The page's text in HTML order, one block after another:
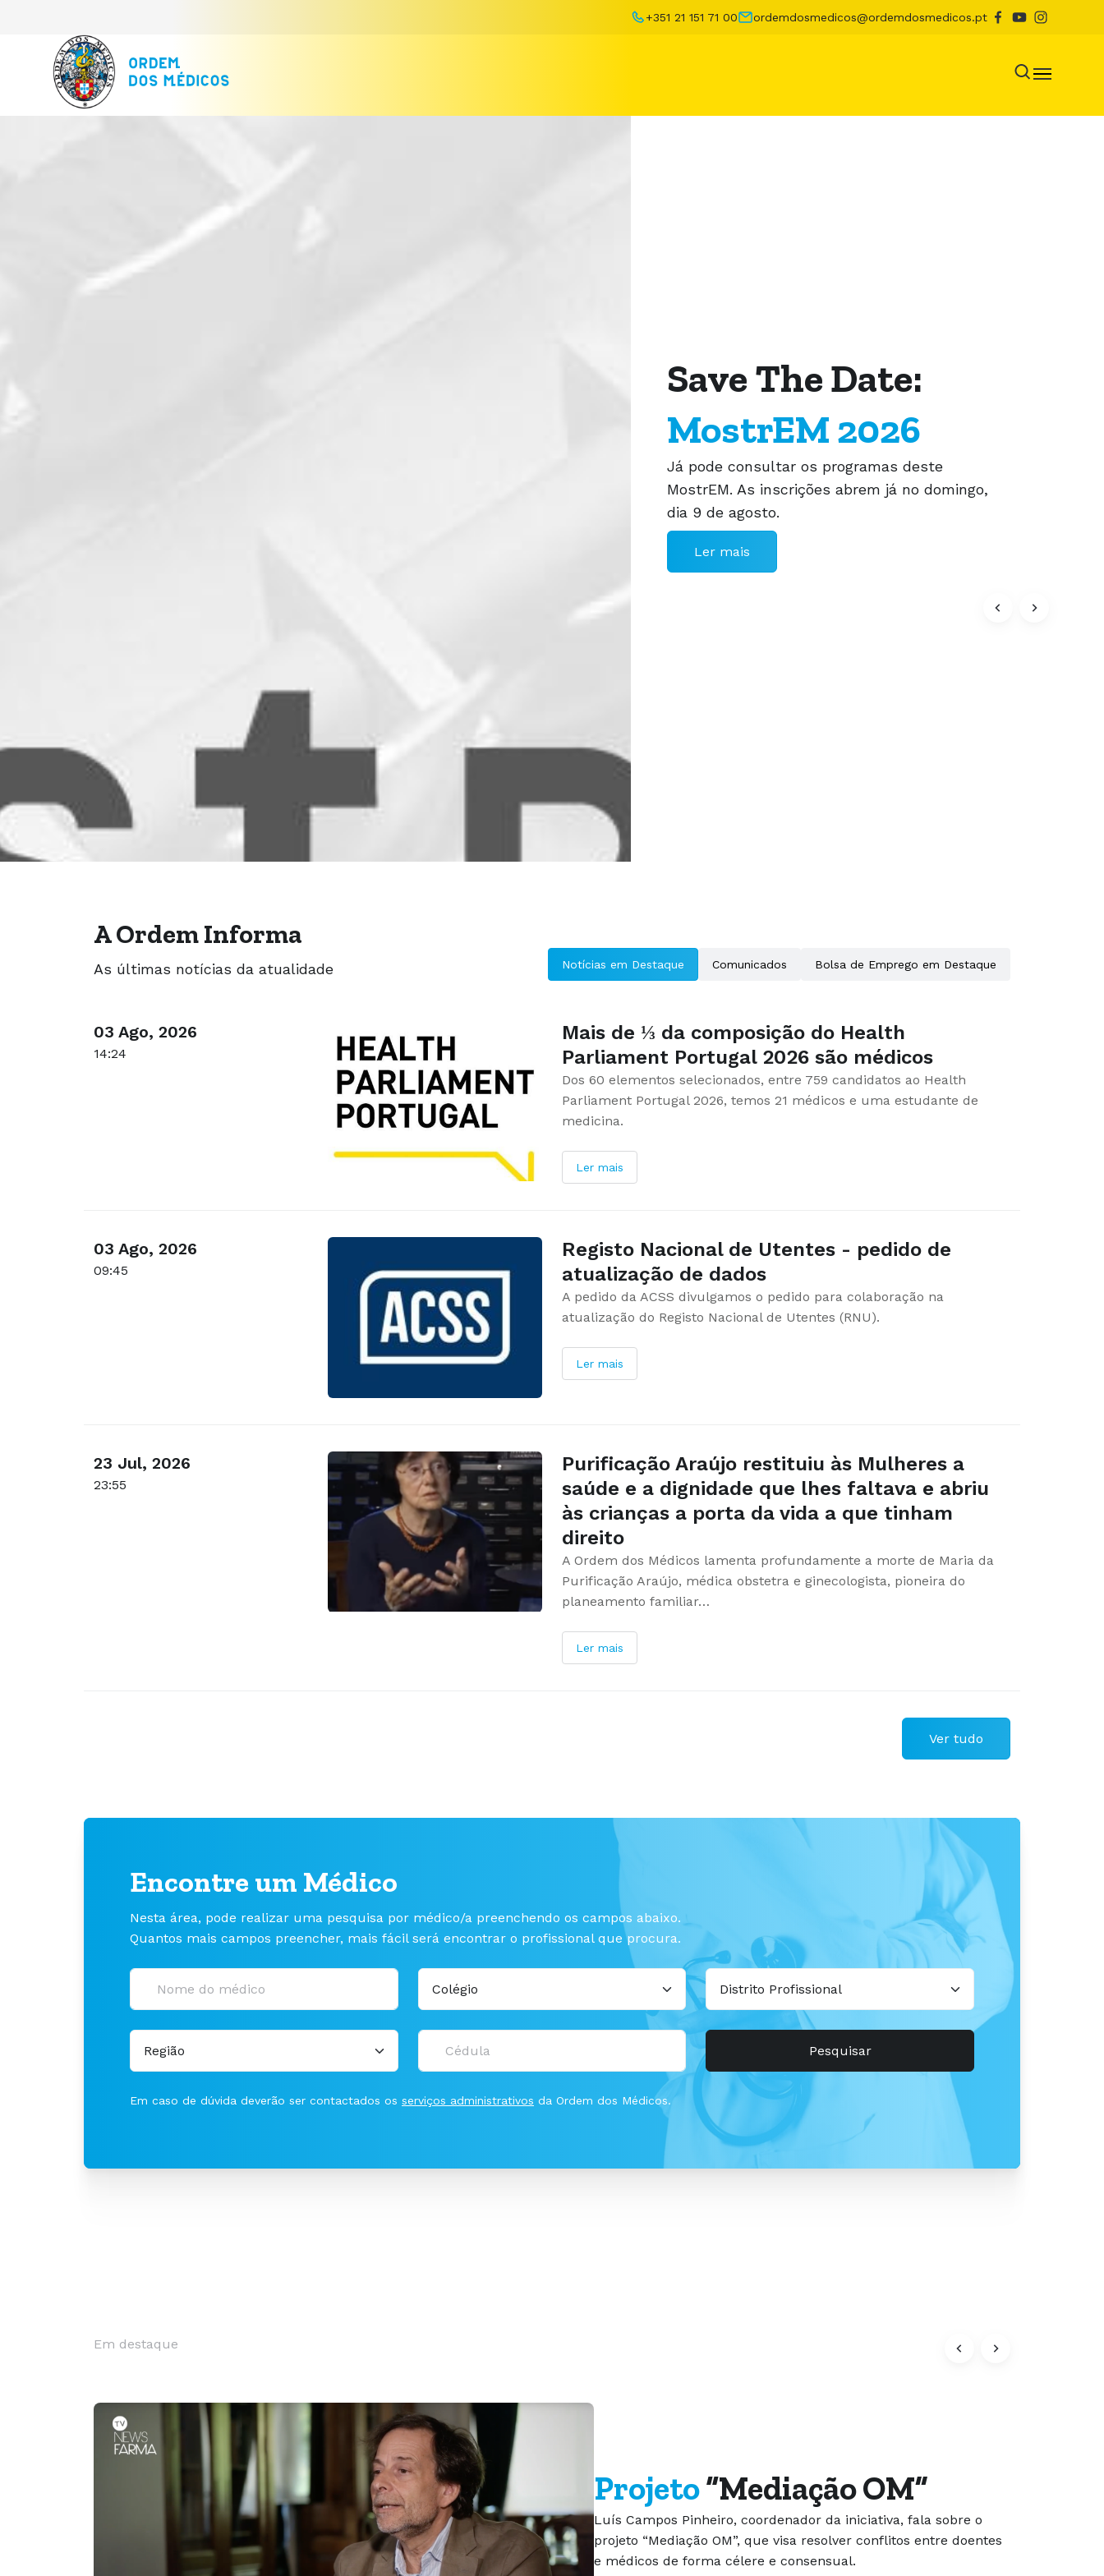
+351 21 151 71 00 ordemdosmedicos@ordemdosmedicos.pt
deixa marcas
invisíveis
médica obstetra, Mariana Robalo Cordeiro,
sobre temas sensíveis como a importância
essencial de escutar e analisar as experiências
mesmo ato clínico pode ser vivido de formas
é explicado, do momento em que ocorre" e até
A Ordem Informa
As últimas notícias da atualidade Notícias em Destaque Comunicados Bolsa de Emprego em Destaque
03 Ago, 2026
14:24
Mais de ⅓ da composição do Health
Parliament Portugal 2026 são médicos
Dos 60 elementos selecionados, entre 759 candidatos ao Health
Parliament Portugal 2026, temos 21 médicos e uma estudante de
medicina.
Ler mais
03 Ago, 2026
09:45
Registo Nacional de Utentes - pedido de
atualização de dados
A pedido da ACSS divulgamos o pedido para colaboração na
atualização do Registo Nacional de Utentes (RNU).
Ler mais
23 Jul, 2026
23:55
Purificação Araújo restituiu às Mulheres a
saúde e a dignidade que lhes faltava e abriu
às crianças a porta da vida a que tinham
direito
A Ordem dos Médicos lamenta profundamente a morte de Maria da
Purificação Araújo, médica obstetra e ginecologista, pioneira do
planeamento familiar…
Ler mais
Ver tudo
Encontre um Médico
Nesta área, pode realizar uma pesquisa por médico/a preenchendo os campos abaixo.
Quantos mais campos preencher, mais fácil será encontrar o profissional que procura.
Pesquisar
Em caso de dúvida deverão ser contactados os serviços administrativos da Ordem dos Médicos.
Em destaque
Projeto“Mediação OM”
Luís Campos Pinheiro, coordenador da iniciativa, fala sobre o
projeto “Mediação OM”, que visa resolver conflitos entre doentes
e médicos de forma célere e consensual.